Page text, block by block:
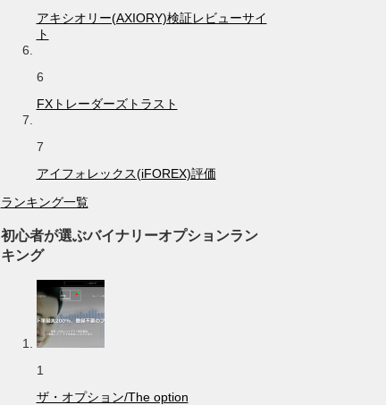
アキシオリー(AXIORY)検証レビューサイ
ト
6
FXトレーダーズトラスト
7
アイフォレックス(iFOREX)評価
ランキング一覧
初心者が選ぶバイナリーオプションラン
キング
1
ザ・オプション/The option